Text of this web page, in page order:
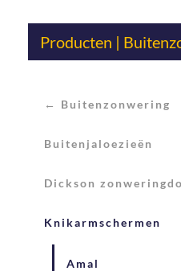
Producten |
← Buitenzonwering
Buitenjaloezieën
Dickson
Knikarmschermen
Amal